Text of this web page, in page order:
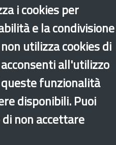
i cookies per
e la condivisione
utilizza cookies di
all'utilizzo
funzionalità
disponibili. Puoi
non accettare